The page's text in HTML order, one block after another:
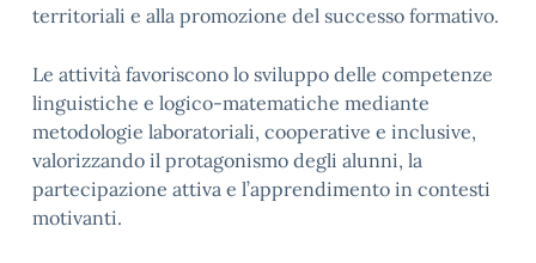
territoriali e alla promozione del successo formativo.
Le attività favoriscono lo sviluppo delle competenze
linguistiche e logico-matematiche mediante
metodologie laboratoriali, cooperative e inclusive,
valorizzando il protagonismo degli alunni, la
partecipazione attiva e l’apprendimento in contesti
motivanti.